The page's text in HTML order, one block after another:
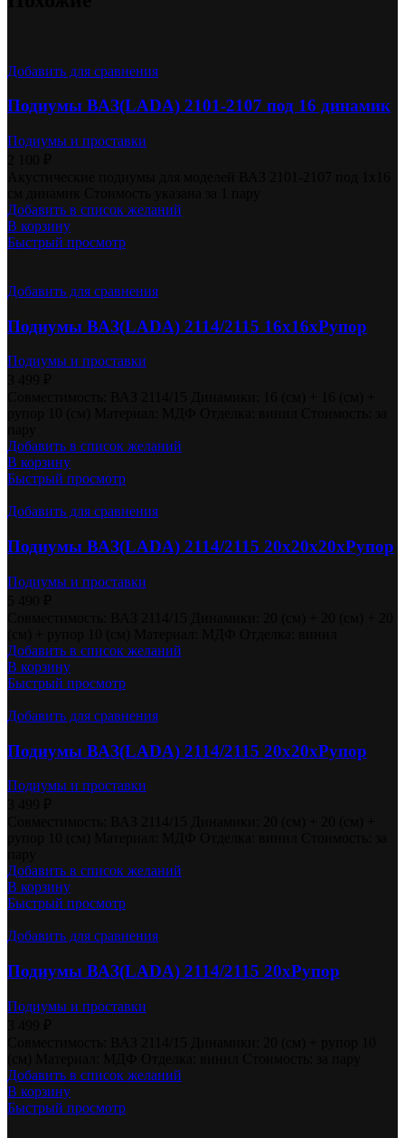
Добавить для сравнения
Подиумы ВАЗ(LADA) 2101-2107 под 16 динамик
Подиумы и проставки
Добавить в список желаний
В корзину
Быстрый просмотр
Добавить для сравнения
Подиумы ВАЗ(LADA) 2114/2115 16х16хРупор
Подиумы и проставки
Добавить в список желаний
В корзину
Быстрый просмотр
Добавить для сравнения
Подиумы ВАЗ(LADA) 2114/2115 20х20х20хРупор
Подиумы и проставки
Добавить в список желаний
В корзину
Быстрый просмотр
Добавить для сравнения
Подиумы ВАЗ(LADA) 2114/2115 20х20хРупор
Подиумы и проставки
Добавить в список желаний
В корзину
Быстрый просмотр
Добавить для сравнения
Подиумы ВАЗ(LADA) 2114/2115 20хРупор
Подиумы и проставки
Добавить в список желаний
В корзину
Быстрый просмотр